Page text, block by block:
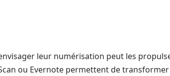
leur numérisation peut les
ou Evernote permettent de